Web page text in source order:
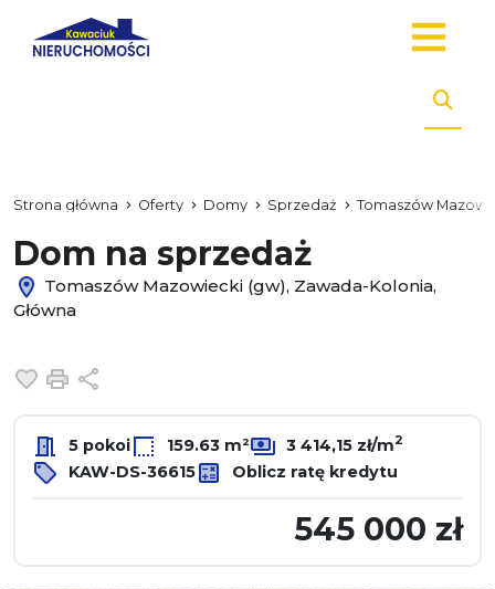
Strona główna Oferty Domy Sprzedaż Tomaszów
Dom na sprzedaż
Tomaszów Mazowiecki (gw), Zawada-Kolonia,
Główna
Dodaj do ulubionych
Drukuj
5 pokoi 159.63 m² 3 414,15 zł/m2
KAW-DS-36615 Oblicz ratę kredytu
545 000 zł